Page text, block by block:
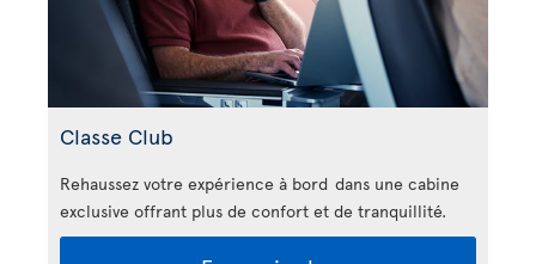
Classe Club
Rehaussez votre expérience à bord dans une cabine
exclusive offrant plus de confort et de tranquillité.